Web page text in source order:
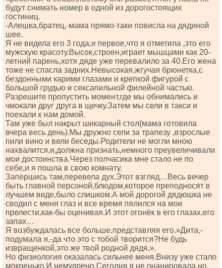
будут снимать номер в одной из дорогостоящих
гостиниц.
-Алешка,братец,-мама прямо-таки повисла на дядиной
шее.
Я не видела его 3 года,и первое,что я отметила ,это его
мужскую красоту.Высок,строен,играет мышцами как 20-
летний парень,хотя дяде уже перевалило за 40.Его жена
тоже не спасла задних.Невысокая,жгучая брюнетка,с
бездонными карими глазами и крепкой фигурой с
большой грудью и сексапильной филейной частью.
Разрешите пропустить момент,где мы обнимались и
чмокали друг друга в щечку.Затем мы сели в такси и
поехали к нам домой.
Там уже был накрыт шикарный стол(мама готовила
вчера весь день).Мы дружно сели за трапезу ,взрослые
пили вино и вели беседы.Родители не могли мною
нахвалится,и,должна признать,немного преувеличивали
мои достоинства.Через полчасика мне стало не по
себе,и я пошла в свою комнату.
Запершись там,перевела дух.Этот взгляд…Весь вечер
быть главной персоной,блюдом,которое преподносят в
лучшем виде,было слишком.А мой дорогой дядюшка не
сводил с меня глаз и все время пялился на мои
прелести,как-бы оценивая.И этот огонёк в его глазах,его
запах…
Я возбуждалась все больше,представляя его.»Дита,-
подумала я,-да что это с тобой творится?Не будь
извращенкой,это же твой родной дядя.».
Но физиология оказалась сильнее меня.Внизу уже стало
мокренько.И немудрено.Сегодня я не онанировала,но